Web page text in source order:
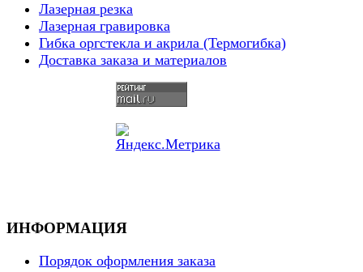
Лазерная резка
Лазерная гравировка
Гибка оргстекла и акрила (Термогибка)
Доставка заказа и материалов
ИНФОРМАЦИЯ
Порядок оформления заказа